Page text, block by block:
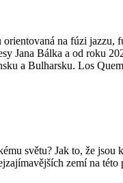
na fúzi jazzu,
Jana Bálka a od roku
a Bulharsku. Los
světu? Jak to, že jsou
zemí na této